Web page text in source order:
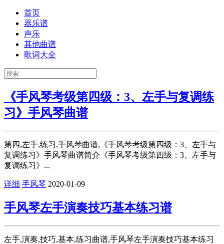
首页
器乐谱
声乐
其他曲谱
歌词大全
《手风琴考级第四级：3、左手与复调练
习》手风琴曲谱
第四,左手,练习,手风琴曲谱,《手风琴考级第四级：3、左手与
复调练习》手风琴曲谱简介《手风琴考级第四级：3、左手与
复调练习》...
详细 手风琴 2020-01-09
手风琴左手演奏技巧基本练习谱
左手,演奏,技巧,基本,练习曲谱,手风琴左手演奏技巧基本练习